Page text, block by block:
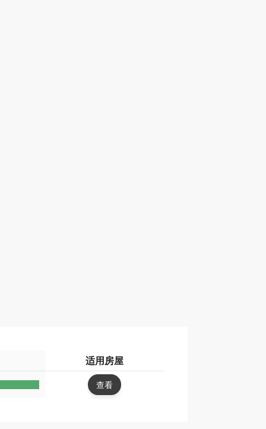
适用房屋
查看